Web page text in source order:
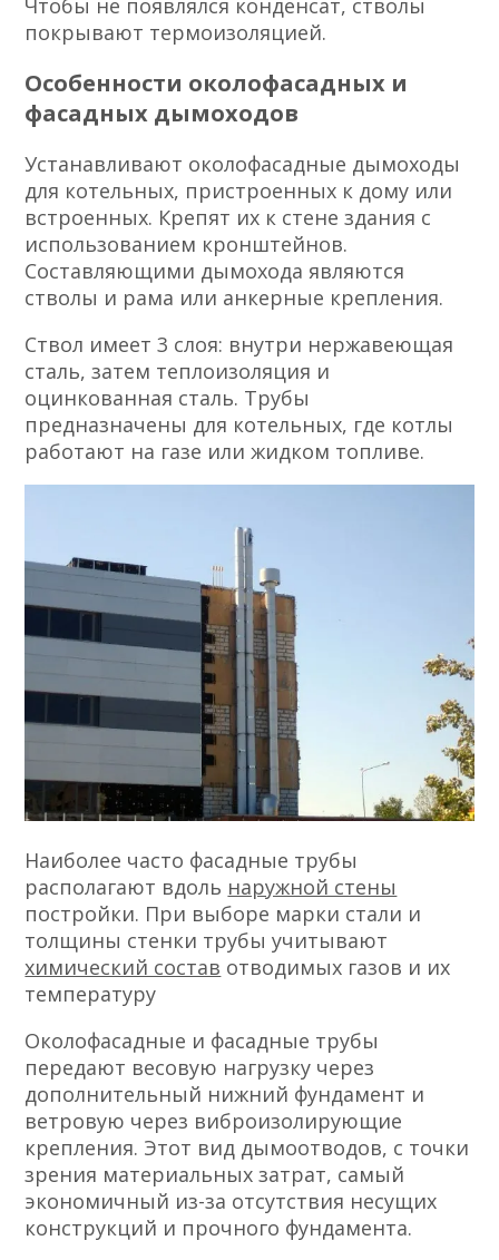
покрывают термоизоляцией.
Особенности околофасадных и
фасадных дымоходов
Устанавливают околофасадные дымоходы
для котельных, пристроенных к дому или
встроенных. Крепят их к стене здания с
использованием кронштейнов.
Составляющими дымохода являются
стволы и рама или анкерные крепления.
Ствол имеет 3 слоя: внутри нержавеющая
сталь, затем теплоизоляция и
оцинкованная сталь. Трубы
предназначены для котельных, где котлы
работают на газе или жидком топливе.
Наиболее часто фасадные трубы
располагают вдоль наружной стены
постройки. При выборе марки стали и
толщины стенки трубы учитывают
химический состав отводимых газов и их
температуру
Околофасадные и фасадные трубы
передают весовую нагрузку через
дополнительный нижний фундамент и
ветровую через виброизолирующие
крепления. Этот вид дымоотводов, с точки
зрения материальных затрат, самый
экономичный из-за отсутствия несущих
конструкций и прочного фундамента.